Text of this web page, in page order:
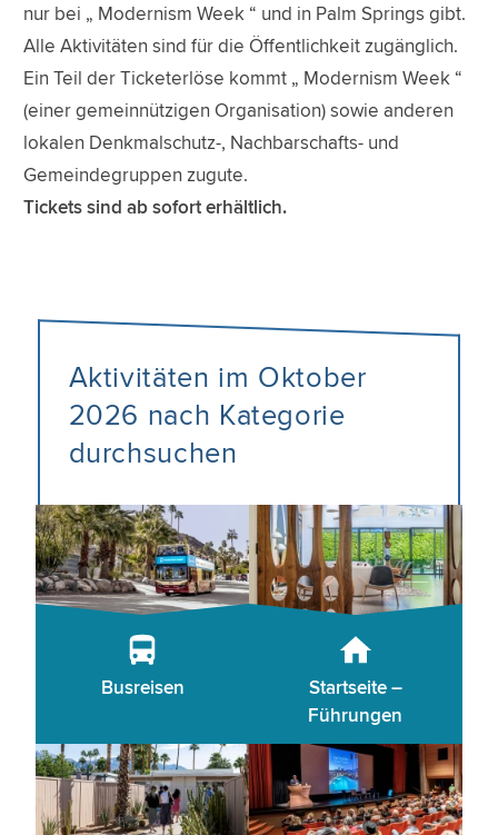
nur bei „ Modernism Week “ und in Palm Springs gibt.
Alle Aktivitäten sind für die Öffentlichkeit zugänglich.
Ein Teil der Ticketerlöse kommt „ Modernism Week “
(einer gemeinnützigen Organisation) sowie anderen
lokalen Denkmalschutz-, Nachbarschafts- und
Gemeindegruppen zugute.
Tickets sind ab sofort erhältlich.
Aktivitäten im Oktober
2026 nach Kategorie
durchsuchen
Busreisen
Startseite –
Führungen